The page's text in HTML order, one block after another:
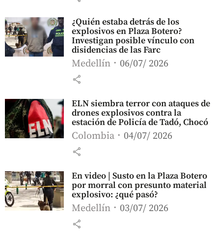
¿Quién estaba detrás de los
explosivos en Plaza Botero?
Investigan posible vínculo con
disidencias de las Farc
Medellín 06/07/ 2026
share
ELN siembra terror con ataques de
drones explosivos contra la
estación de Policía de Tadó, Chocó
Colombia 04/07/ 2026
share
En video | Susto en la Plaza Botero
por morral con presunto material
explosivo: ¿qué pasó?
Medellín 03/07/ 2026
share